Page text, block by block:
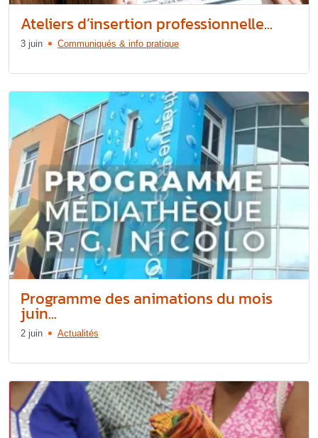
Ateliers d’insertion professionnelle...
3 juin Communiqués & info pratique
Programme des animations du mois
juin...
2 juin Actualités